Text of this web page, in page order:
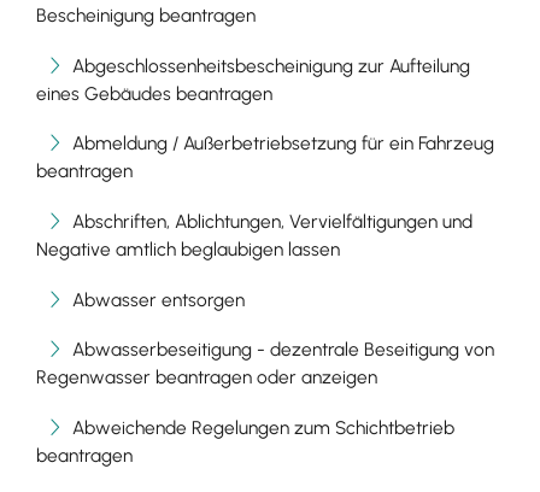
Bescheinigung beantragen
Abgeschlossenheitsbescheinigung zur Aufteilung
eines Gebäudes beantragen
Abmeldung / Außerbetriebsetzung für ein Fahrzeug
beantragen
Abschriften, Ablichtungen, Vervielfältigungen und
Negative amtlich beglaubigen lassen
Abwasser entsorgen
Abwasserbeseitigung - dezentrale Beseitigung von
Regenwasser beantragen oder anzeigen
Abweichende Regelungen zum Schichtbetrieb
beantragen